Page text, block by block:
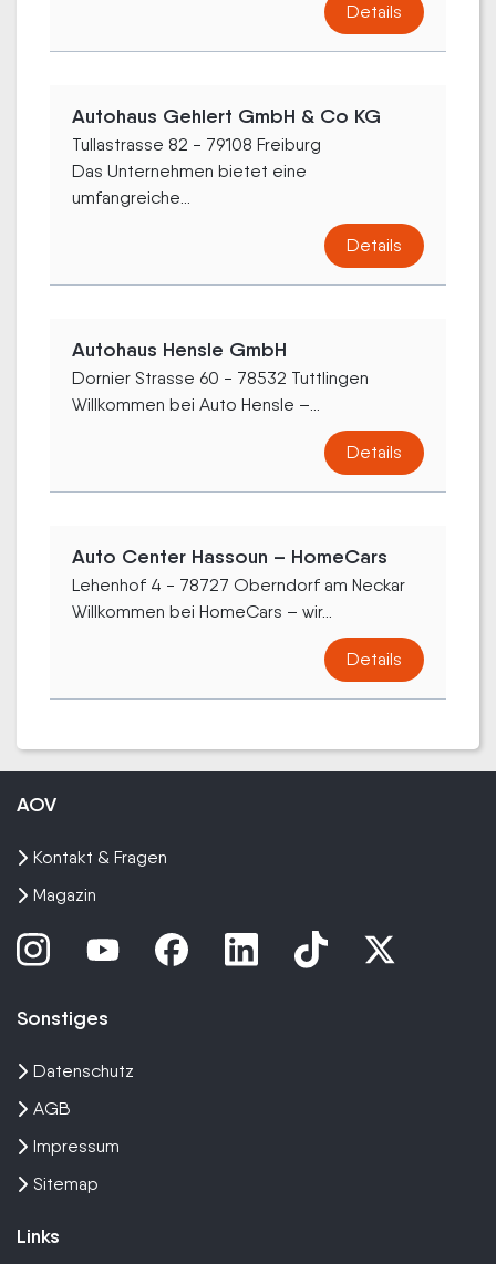
Details
Autohaus Gehlert GmbH & Co KG
Tullastrasse 82 - 79108 Freiburg
Das Unternehmen bietet eine
umfangreiche...
Details
Autohaus Hensle GmbH
Dornier Strasse 60 - 78532 Tuttlingen
Willkommen bei Auto Hensle –...
Details
Auto Center Hassoun – HomeCars
Lehenhof 4 - 78727 Oberndorf am Neckar
Willkommen bei HomeCars – wir...
Details
AOV
Kontakt & Fragen
Magazin
Sonstiges
Datenschutz
AGB
Impressum
Sitemap
Links